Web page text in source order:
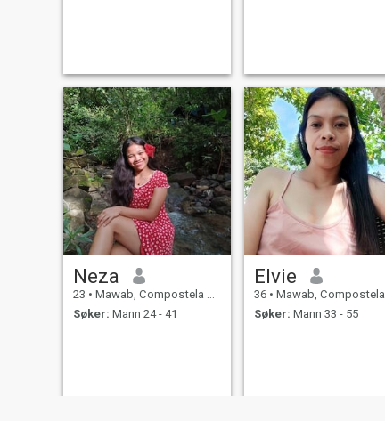
Neza
23 • Mawab, Compostela Valley, Filippinene
Søker: Mann 24 - 41
Elvie
36 • Mawab, Compostela Valley, Filippinene
Søker: Mann 33 - 55